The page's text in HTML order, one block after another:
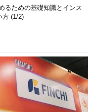
るための基礎知識とインス
方 (1/2)